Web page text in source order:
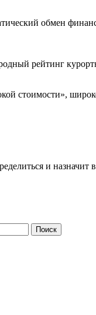
обмен
рейтинг
стоимости»,
и назначит